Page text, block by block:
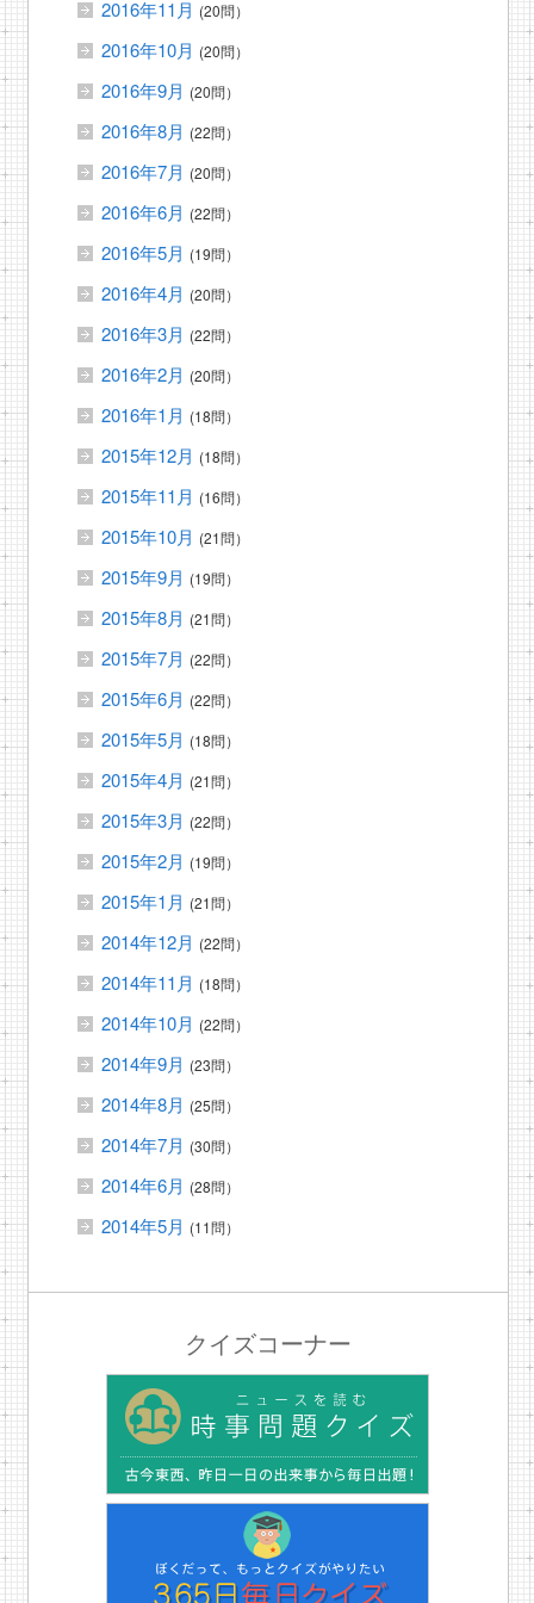
2016年11月 (20問）
2016年10月 (20問）
2016年9月 (20問）
2016年8月 (22問）
2016年7月 (20問）
2016年6月 (22問）
2016年5月 (19問）
2016年4月 (20問）
2016年3月 (22問）
2016年2月 (20問）
2016年1月 (18問）
2015年12月 (18問）
2015年11月 (16問）
2015年10月 (21問）
2015年9月 (19問）
2015年8月 (21問）
2015年7月 (22問）
2015年6月 (22問）
2015年5月 (18問）
2015年4月 (21問）
2015年3月 (22問）
2015年2月 (19問）
2015年1月 (21問）
2014年12月 (22問）
2014年11月 (18問）
2014年10月 (22問）
2014年9月 (23問）
2014年8月 (25問）
2014年7月 (30問）
2014年6月 (28問）
2014年5月 (11問）
クイズコーナー